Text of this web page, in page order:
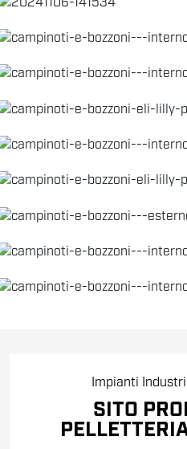
Impianti
SITO